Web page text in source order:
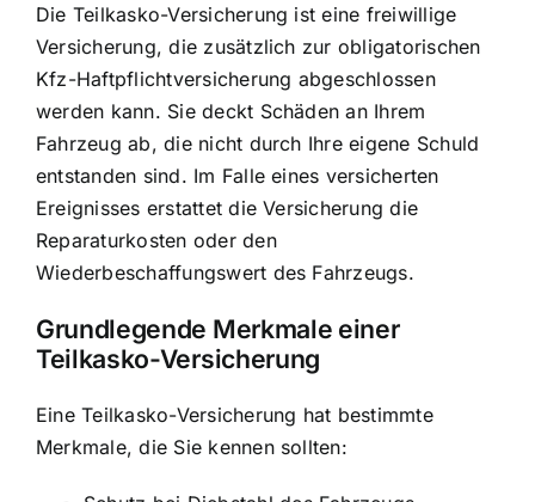
Die Teilkasko-Versicherung ist eine freiwillige
Versicherung, die zusätzlich zur obligatorischen
Kfz-Haftpflichtversicherung abgeschlossen
werden kann. Sie deckt Schäden an Ihrem
Fahrzeug ab, die nicht durch Ihre eigene Schuld
entstanden sind. Im Falle eines versicherten
Ereignisses erstattet die Versicherung die
Reparaturkosten oder den
Wiederbeschaffungswert des Fahrzeugs.
Grundlegende Merkmale einer
Teilkasko-Versicherung
Eine Teilkasko-Versicherung hat bestimmte
Merkmale, die Sie kennen sollten: